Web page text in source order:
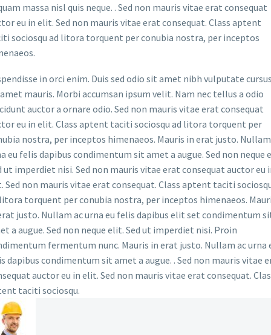
massa nisl quis neque. . Sed non mauris vitae erat consequat
eu in elit. Sed non mauris vitae erat consequat. Class aptent
sociosqu ad litora torquent per conubia nostra, per inceptos
in orci enim. Duis sed odio sit amet nibh vulputate
mauris. Morbi accumsan ipsum velit. Nam nec tellus a odio
auctor a ornare odio. Sed non mauris vitae erat consequat
eu in elit. Class aptent taciti sociosqu ad litora torquent per
nostra, per inceptos himenaeos. Mauris in erat justo.
eu felis dapibus condimentum sit amet a augue. Sed non neque
ut imperdiet nisi. Sed non mauris vitae erat consequat auctor eu
Sed non mauris vitae erat consequat. Class aptent taciti
torquent per conubia nostra, per inceptos himenaeos.
justo. Nullam ac urna eu felis dapibus elit set condimentum
a augue. Sed non neque elit. Sed ut imperdiet nisi. Proin
fermentum nunc. Mauris in erat justo. Nullam ac urna
dapibus condimentum sit amet a augue. . Sed non mauris vitae
auctor eu in elit. Sed non mauris vitae erat consequat.
taciti sociosqu.